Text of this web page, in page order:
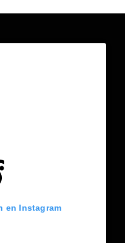
en Instagram